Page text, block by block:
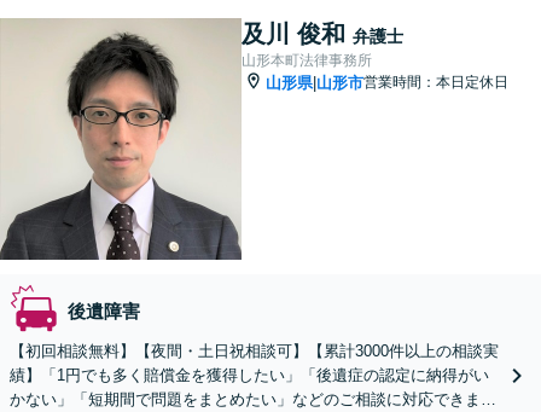
及川 俊和 弁護士
山形本町法律事務所
山形県| 山形市営業時間：本日定休日
後遺障害
【初回相談無料】【夜間・土日祝相談可】【累計3000件以上の相談実
績】「1円でも多く賠償金を獲得したい」「後遺症の認定に納得がい
かない」「短期間で問題をまとめたい」などのご相談に対応できま